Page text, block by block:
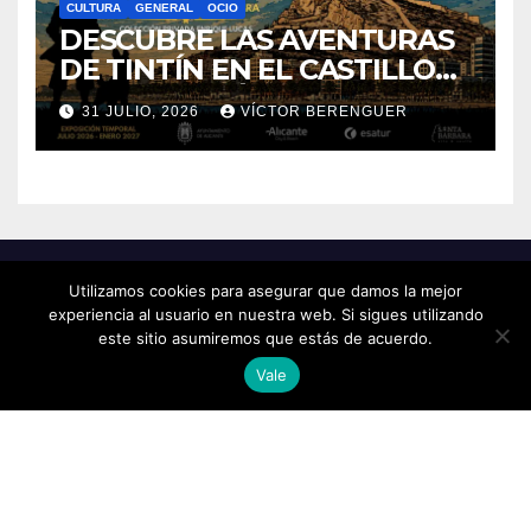
CULTURA GENERAL OCIO
DESCUBRE LAS AVENTURAS
DE TINTÍN EN EL CASTILLO
DE SANTA BÁRBARA DE
ALICANTE
31 JULIO, 2026 VÍCTOR BERENGUER
Utilizamos cookies para asegurar que damos la mejor
experiencia al usuario en nuestra web. Si sigues utilizando
este sitio asumiremos que estás de acuerdo.
Vale